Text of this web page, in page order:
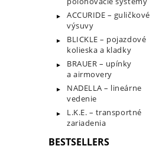
ACCURIDE – guličkové
výsuvy
BLICKLE – pojazdové
kolieska a kladky
BRAUER – upínky
a airmovery
NADELLA – lineárne
vedenie
L.K.E. – transportné
zariadenia
BESTSELLERS